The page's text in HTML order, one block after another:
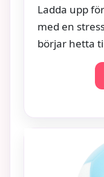
Ladda upp
med en
börjar hetta